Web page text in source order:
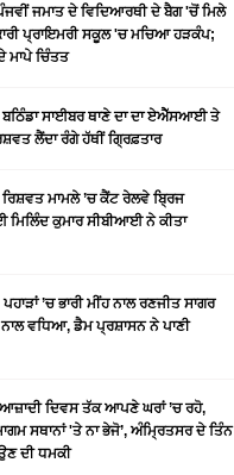
ਜਮਾਤ ਦੇ ਵਿਦਿਆਰਥੀ ਦੇ ਬੈਗ 'ਚੋਂ ਮਿਲੇ
ਪ੍ਰਾਇਮਰੀ ਸਕੂਲ 'ਚ ਮਚਿਆ ਹੜਕੰਪ;
ਮਾਪੇ ਚਿੰਤਤ
ਸਾਈਬਰ ਥਾਣੇ ਦਾ ਦਾ ਏਐੱਸਆਈ ਤੇ
ਲੈਂਦਾ ਰੰਗੇ ਹੱਥੀਂ ਗ੍ਰਿਫ਼ਤਾਰ
ਮਾਮਲੇ ’ਚ ਕੈਂਟ ਰੇਲਵੇ ਬ੍ਰਿਜ
ਕੁਮਾਰ ਸੀਬੀਆਈ ਨੇ ਕੀਤਾ
’ਚ ਭਾਰੀ ਮੀਂਹ ਨਾਲ ਰਣਜੀਤ ਸਾਗਰ
ਵਧਿਆ, ਡੈਮ ਪ੍ਰਸ਼ਾਸਨ ਨੇ ਪਾਣੀ
ਦਿਵਸ ਤੱਕ ਆਪਣੇ ਘਰਾਂ ’ਚ ਰਹੋ,
ਸਥਾਨਾਂ 'ਤੇ ਨਾ ਭੇਜੋ’, ਅੰਮ੍ਰਿਤਸਰ ਦੇ ਤਿੰਨ
ਦੀ ਧਮਕੀ